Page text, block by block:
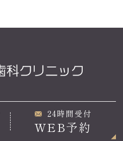
24時間受付
WEB予約